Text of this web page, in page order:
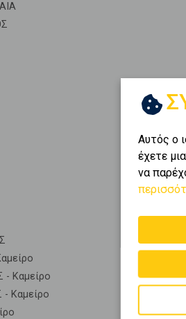
- Καμείρο
- Καμείρο
Αυτός ο
έχετε
να